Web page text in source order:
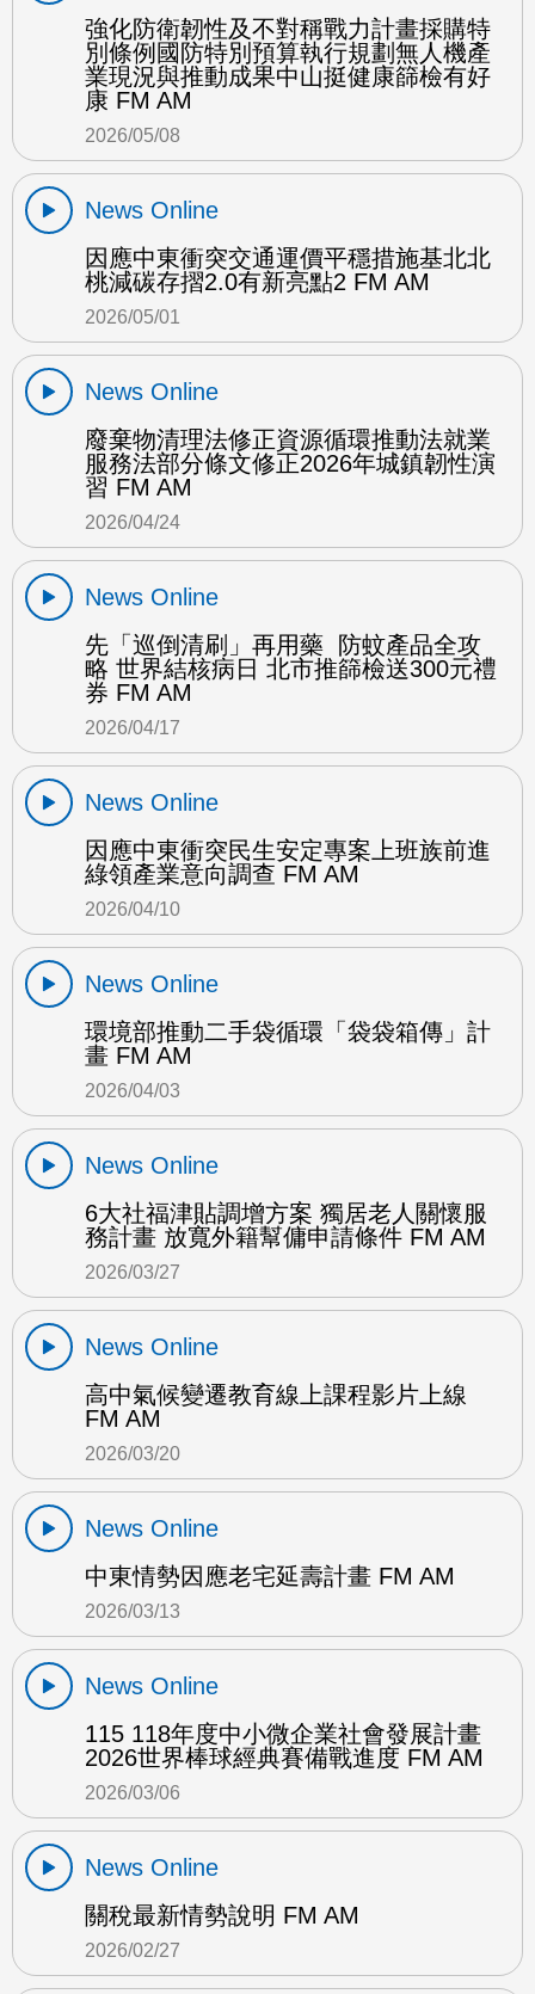
強化防衛韌性及不對稱戰力計畫採購特
別條例國防特別預算執行規劃無人機產
業現況與推動成果中山挺健康篩檢有好
康 FM AM
2026/05/08
News Online
因應中東衝突交通運價平穩措施基北北
桃減碳存摺2.0有新亮點2 FM AM
2026/05/01
News Online
廢棄物清理法修正資源循環推動法就業
服務法部分條文修正2026年城鎮韌性演
習 FM AM
2026/04/24
News Online
先「巡倒清刷」再用藥 防蚊產品全攻
略 世界結核病日 北市推篩檢送300元禮
券 FM AM
2026/04/17
News Online
因應中東衝突民生安定專案上班族前進
綠領產業意向調查 FM AM
2026/04/10
News Online
環境部推動二手袋循環「袋袋箱傳」計
畫 FM AM
2026/04/03
News Online
6大社福津貼調增方案 獨居老人關懷服
務計畫 放寬外籍幫傭申請條件 FM AM
2026/03/27
News Online
高中氣候變遷教育線上課程影片上線
FM AM
2026/03/20
News Online
中東情勢因應老宅延壽計畫 FM AM
2026/03/13
News Online
115 118年度中小微企業社會發展計畫
2026世界棒球經典賽備戰進度 FM AM
2026/03/06
News Online
關稅最新情勢說明 FM AM
2026/02/27